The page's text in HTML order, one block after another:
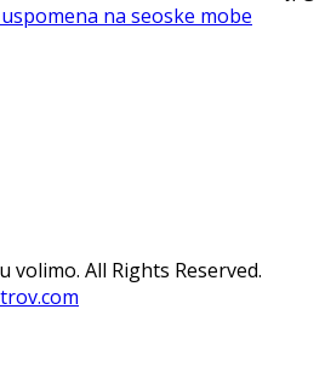
uspomena na seoske mobe
All Rights Reserved.